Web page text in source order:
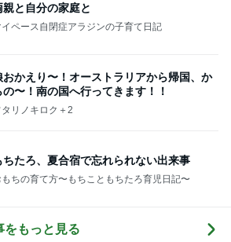
親と自分の家庭と
イペース自閉症アラジンの子育て日記
おかえり〜！オーストラリアから帰国、か
の〜！南の国へ行ってきます！！
タリノキロク＋2
ちたろ、夏合宿で忘れられない出来事
もちの育て方〜もちこともちたろ育児日記〜
をもっと見る